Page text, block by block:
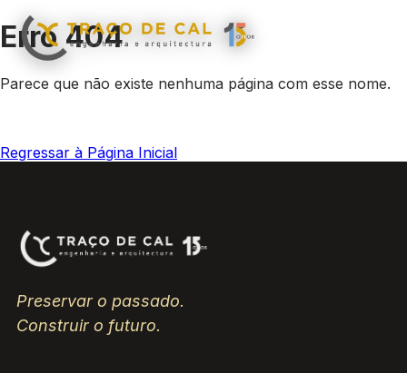
Erro 404
Parece que não existe nenhuma página com esse nome.
Regressar à Página Inicial
Preservar o passado.
Construir o futuro.